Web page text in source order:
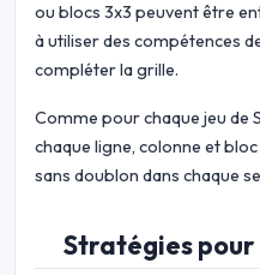
ou blocs 3x3 peuvent être
à utiliser des compétences
compléter la grille.
Comme pour chaque jeu de
chaque ligne, colonne et bloc
sans doublon dans chaque
Stratégies